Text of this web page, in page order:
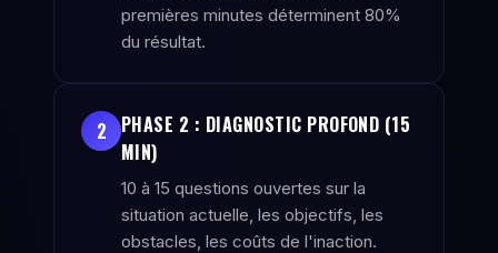
premières minutes déterminent 80%
du résultat.
2
PHASE 2 : DIAGNOSTIC PROFOND (15
MIN)
10 à 15 questions ouvertes sur la
situation actuelle, les objectifs, les
obstacles, les coûts de l'inaction.